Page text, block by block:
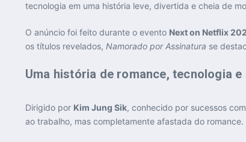
tecnologia em uma história leve, divertida e cheia de
O anúncio foi feito durante o evento Next on Netflix
os títulos revelados, Namorado por Assinatura se
Uma história de romance, tecnologia e
Dirigido por Kim Jung Sik, conhecido por sucessos
ao trabalho, mas completamente afastada do romance.